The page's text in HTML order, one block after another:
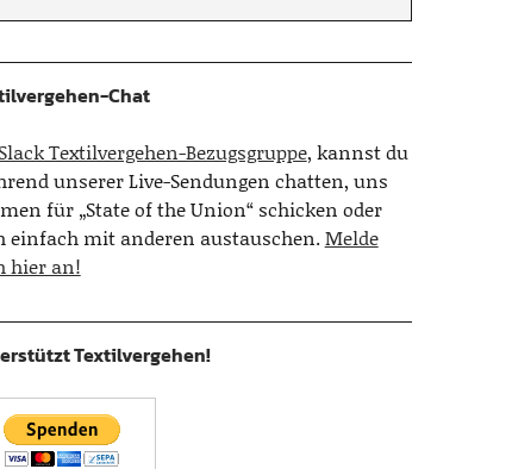
Chat
Slack Textilvergehen-Bezugsgruppe, kannst du
unserer Live-Sendungen chatten, uns
für „State of the Union“ schicken oder
einfach mit anderen austauschen.Melde
hier an!
Textilvergehen!